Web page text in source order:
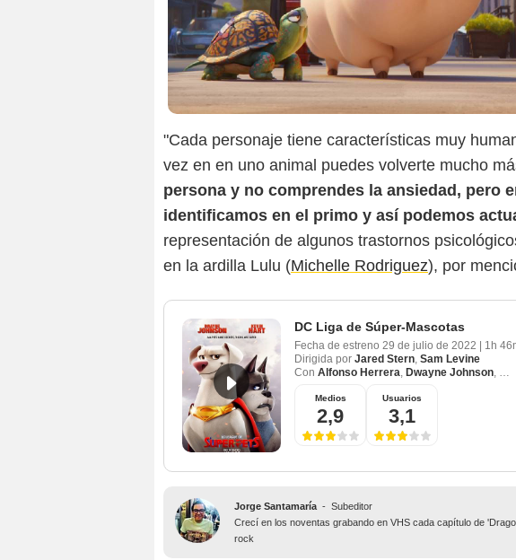
"Cada personaje tiene características muy
vez en en uno animal puedes volverte mucho
persona y no comprendes la ansiedad, pero
identificamos en el primo y así podemos
representación de algunos trastornos
en la ardilla Lulu (Michelle Rodriguez), por
DC Liga de Súper-Mascotas
Fecha de estreno 29 de julio de 2022
1h
Dirigida por Jared Stern, Sam Levine
Con Alfonso Herrera, Dwayne Johnson,
Medios
2,9
Usuarios
3,1
Jorge Santamaría - Subeditor
Crecí en los noventas grabando en VHS cada capítulo de
rock